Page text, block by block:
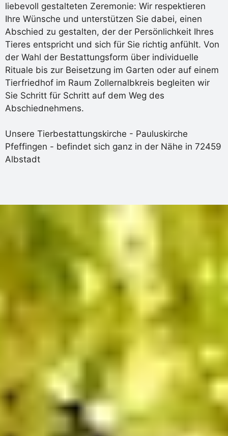
liebevoll gestalteten Zeremonie: Wir respektieren
Ihre Wünsche und unterstützen Sie dabei, einen
Abschied zu gestalten, der der Persönlichkeit Ihres
Tieres entspricht und sich für Sie richtig anfühlt. Von
der Wahl der Bestattungsform über individuelle
Rituale bis zur Beisetzung im Garten oder auf einem
Tierfriedhof im Raum Zollernalbkreis begleiten wir
Sie Schritt für Schritt auf dem Weg des
Abschiednehmens.
Unsere Tierbestattungskirche - Pauluskirche
Pfeffingen - befindet sich ganz in der Nähe in 72459
Albstadt